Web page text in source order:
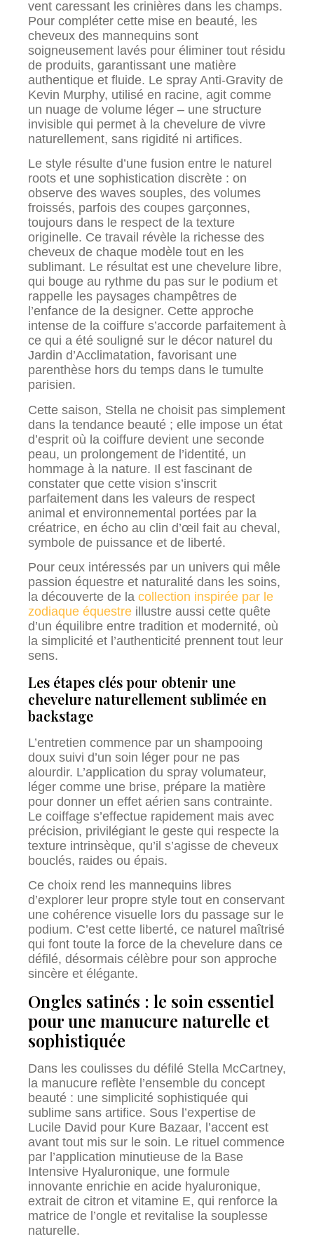
vent caressant les crinières dans les champs.
Pour compléter cette mise en beauté, les
cheveux des mannequins sont
soigneusement lavés pour éliminer tout résidu
de produits, garantissant une matière
authentique et fluide. Le spray Anti-Gravity de
Kevin Murphy, utilisé en racine, agit comme
un nuage de volume léger – une structure
invisible qui permet à la chevelure de vivre
naturellement, sans rigidité ni artifices.
Le style résulte d’une fusion entre le naturel
roots et une sophistication discrète : on
observe des waves souples, des volumes
froissés, parfois des coupes garçonnes,
toujours dans le respect de la texture
originelle. Ce travail révèle la richesse des
cheveux de chaque modèle tout en les
sublimant. Le résultat est une chevelure libre,
qui bouge au rythme du pas sur le podium et
rappelle les paysages champêtres de
l’enfance de la designer. Cette approche
intense de la coiffure s’accorde parfaitement à
ce qui a été souligné sur le décor naturel du
Jardin d’Acclimatation, favorisant une
parenthèse hors du temps dans le tumulte
parisien.
Cette saison, Stella ne choisit pas simplement
dans la tendance beauté ; elle impose un état
d’esprit où la coiffure devient une seconde
peau, un prolongement de l’identité, un
hommage à la nature. Il est fascinant de
constater que cette vision s’inscrit
parfaitement dans les valeurs de respect
animal et environnemental portées par la
créatrice, en écho au clin d’œil fait au cheval,
symbole de puissance et de liberté.
Pour ceux intéressés par un univers qui mêle
passion équestre et naturalité dans les soins,
la découverte de la collection inspirée par le
zodiaque équestre illustre aussi cette quête
d’un équilibre entre tradition et modernité, où
la simplicité et l’authenticité prennent tout leur
sens.
Les étapes clés pour obtenir une
chevelure naturellement sublimée en
backstage
L’entretien commence par un shampooing
doux suivi d’un soin léger pour ne pas
alourdir. L’application du spray volumateur,
léger comme une brise, prépare la matière
pour donner un effet aérien sans contrainte.
Le coiffage s’effectue rapidement mais avec
précision, privilégiant le geste qui respecte la
texture intrinsèque, qu’il s’agisse de cheveux
bouclés, raides ou épais.
Ce choix rend les mannequins libres
d’explorer leur propre style tout en conservant
une cohérence visuelle lors du passage sur le
podium. C’est cette liberté, ce naturel maîtrisé
qui font toute la force de la chevelure dans ce
défilé, désormais célèbre pour son approche
sincère et élégante.
Ongles satinés : le soin essentiel
pour une manucure naturelle et
sophistiquée
Dans les coulisses du défilé Stella McCartney,
la manucure reflète l’ensemble du concept
beauté : une simplicité sophistiquée qui
sublime sans artifice. Sous l’expertise de
Lucile David pour Kure Bazaar, l’accent est
avant tout mis sur le soin. Le rituel commence
par l’application minutieuse de la Base
Intensive Hyaluronique, une formule
innovante enrichie en acide hyaluronique,
extrait de citron et vitamine E, qui renforce la
matrice de l’ongle et revitalise la souplesse
naturelle.